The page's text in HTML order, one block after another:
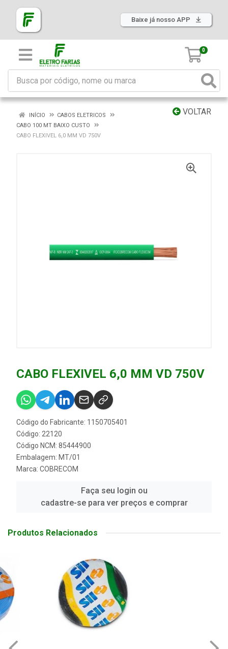
Baixe já nosso APP
0
VOLTAR
INÍCIO
CABOS ELETRICOS
CABO 100 MT BAIXO CUSTO
CABO FLEXIVEL 6,0 MM VD 750V
CABO FLEXIVEL 6,0 MM VD 750V
Código do Fabricante: 1150705401
Código: 22120
Código NCM: 85444900
Embalagem: MT/01
Marca: COBRECOM
Faça seu login ou
cadastre-se para ver preços e comprar
Produtos Relacionados